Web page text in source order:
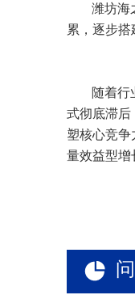
潍坊海
累，逐步
随着行
式彻底滞后
塑核心竞
量效益型增